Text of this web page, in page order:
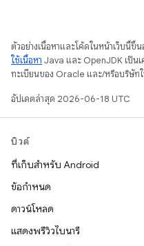
ตัวอย่างเนื้อหาและโค้ดในหน้าเว็บนี้
ใช้เนื้อหา Java และ OpenJDK เป็นเ
ทะเบียนของ Oracle และ/หรือบริษัทใ
อัปเดตล่าสุด 2026-06-18 UTC
บิวด์
ที่เก็บสำหรับ Android
ข้อกำหนด
ดาวน์โหลด
แสดงพรีวิวไบนารี